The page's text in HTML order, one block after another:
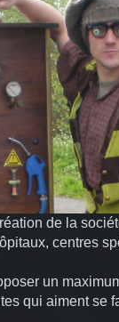
de la
centres
un
qui aiment se